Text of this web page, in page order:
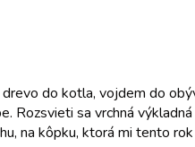
do kotla, vojdem do
Rozsvieti sa vrchná
na kôpku, ktorá mi tento rok